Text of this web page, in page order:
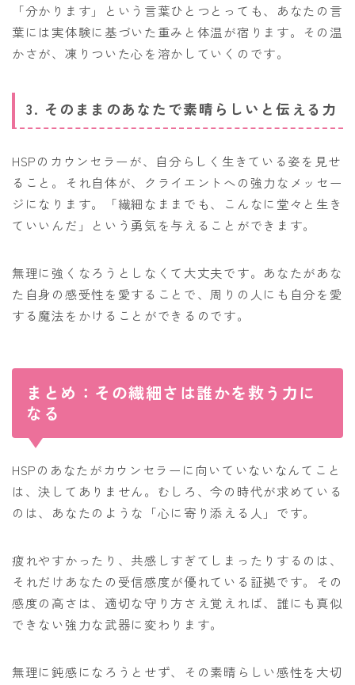
「分かります」という言葉ひとつとっても、あなたの言
葉には実体験に基づいた重みと体温が宿ります。その温
かさが、凍りついた心を溶かしていくのです。
3. そのままのあなたで素晴らしいと伝える力
HSPのカウンセラーが、自分らしく生きている姿を見せ
ること。それ自体が、クライエントへの強力なメッセー
ジになります。「繊細なままでも、こんなに堂々と生き
ていいんだ」という勇気を与えることができます。
無理に強くなろうとしなくて大丈夫です。あなたがあな
た自身の感受性を愛することで、周りの人にも自分を愛
する魔法をかけることができるのです。
まとめ：その繊細さは誰かを救う力に
なる
HSPのあなたがカウンセラーに向いていないなんてこと
は、決してありません。むしろ、今の時代が求めている
のは、あなたのような「心に寄り添える人」です。
疲れやすかったり、共感しすぎてしまったりするのは、
それだけあなたの受信感度が優れている証拠です。その
感度の高さは、適切な守り方さえ覚えれば、誰にも真似
できない強力な武器に変わります。
無理に鈍感になろうとせず、その素晴らしい感性を大切